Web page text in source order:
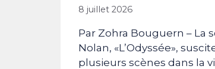
8 juillet 2026
Par Zohra Bouguern – La
Nolan, «L’Odyssée»,
plusieurs scènes dans la